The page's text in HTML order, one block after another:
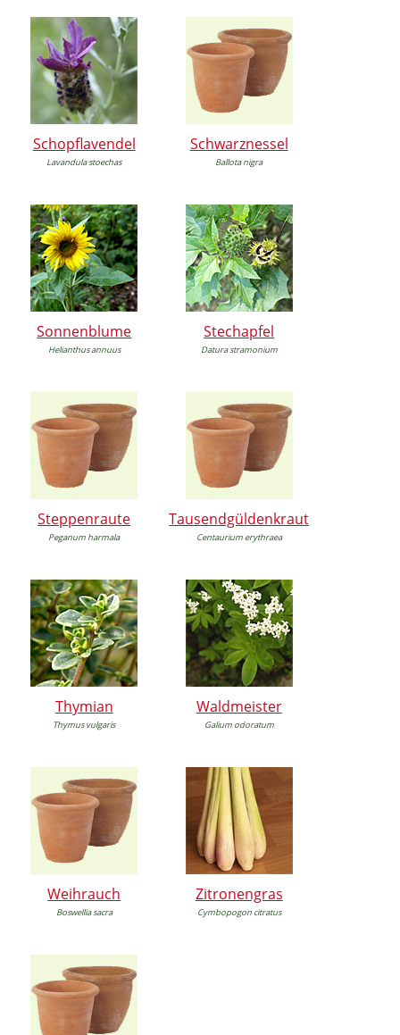
Schopflavendel
Lavandula stoechas
Schwarznessel
Ballota nigra
Sonnenblume
Helianthus annuus
Stechapfel
Datura stramonium
Steppenraute
Peganum harmala
Tausendgüldenkraut
Centaurium erythraea
Thymian
Thymus vulgaris
Waldmeister
Galium odoratum
Weihrauch
Boswellia sacra
Zitronengras
Cymbopogon citratus